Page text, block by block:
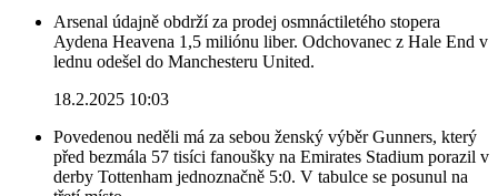
Arsenal údajně obdrží za prodej osmnáctiletého stopera
Aydena Heavena 1,5 miliónu liber. Odchovanec z Hale End v
lednu odešel do Manchesteru United.
18.2.2025 10:03
Povedenou neděli má za sebou ženský výběr Gunners, který
před bezmála 57 tisíci fanoušky na Emirates Stadium porazil v
derby Tottenham jednoznačně 5:0. V tabulce se posunul na